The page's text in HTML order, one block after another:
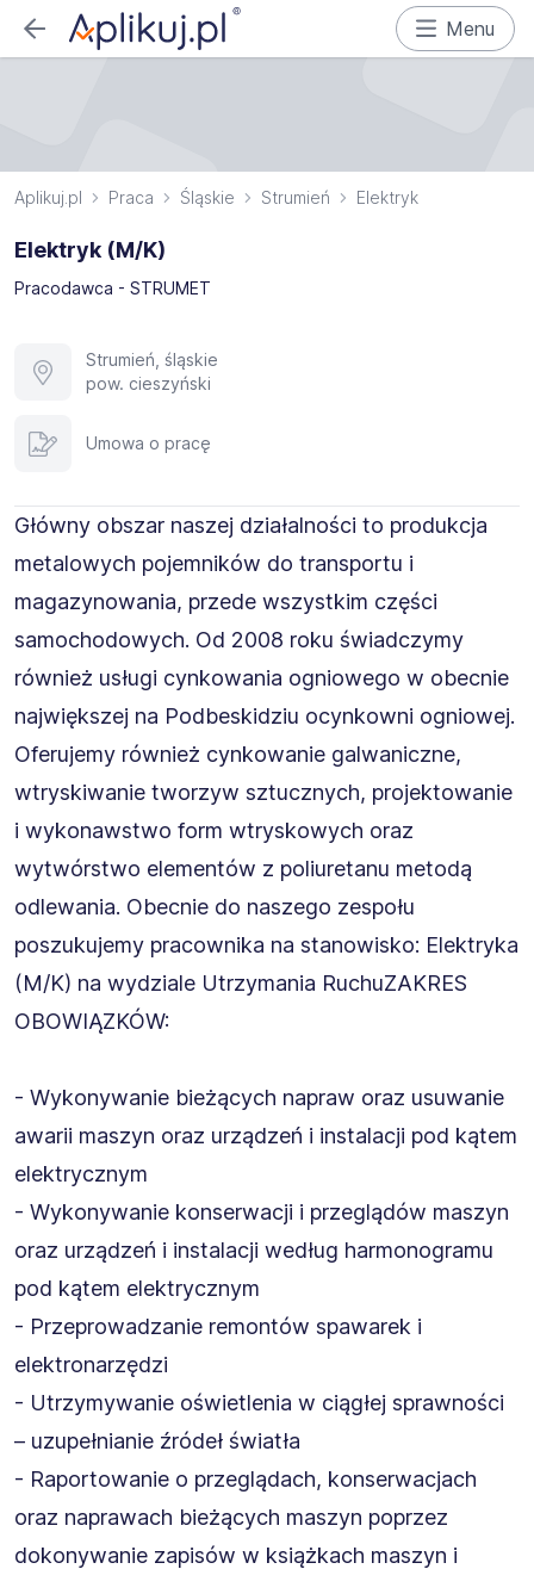
Menu
Aplikuj.pl Praca Śląskie Strumień Elektryk
Elektryk (M/K)
Pracodawca - STRUMET
Strumień, śląskie
pow. cieszyński
Umowa o pracę
Główny obszar naszej działalności to produkcja
metalowych pojemników do transportu i
magazynowania, przede wszystkim części
samochodowych. Od 2008 roku świadczymy
również usługi cynkowania ogniowego w obecnie
największej na Podbeskidziu ocynkowni ogniowej.
Oferujemy również cynkowanie galwaniczne,
wtryskiwanie tworzyw sztucznych, projektowanie
i wykonawstwo form wtryskowych oraz
wytwórstwo elementów z poliuretanu metodą
odlewania. Obecnie do naszego zespołu
poszukujemy pracownika na stanowisko: Elektryka
(M/K) na wydziale Utrzymania RuchuZAKRES
OBOWIĄZKÓW:
- Wykonywanie bieżących napraw oraz usuwanie
awarii maszyn oraz urządzeń i instalacji pod kątem
elektrycznym
- Wykonywanie konserwacji i przeglądów maszyn
oraz urządzeń i instalacji według harmonogramu
pod kątem elektrycznym
- Przeprowadzanie remontów spawarek i
elektronarzędzi
- Utrzymywanie oświetlenia w ciągłej sprawności
– uzupełnianie źródeł światła
- Raportowanie o przeglądach, konserwacjach
oraz naprawach bieżących maszyn poprzez
dokonywanie zapisów w książkach maszyn i